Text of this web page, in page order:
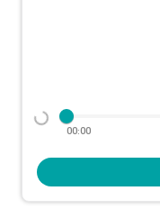
00:00